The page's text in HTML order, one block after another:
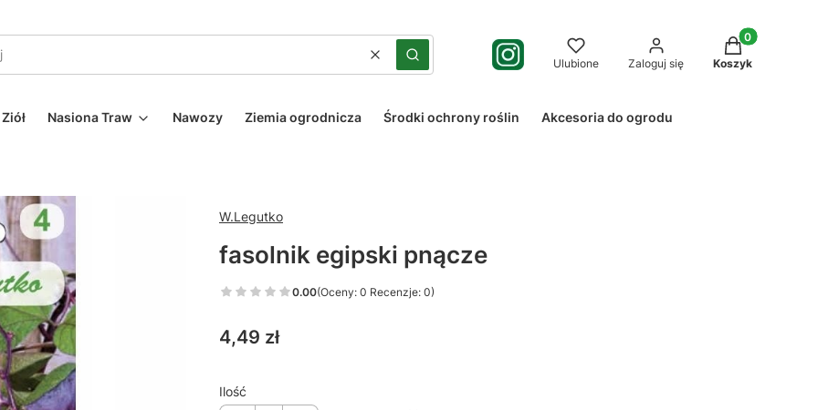
WyczyśćSzukaj Ulubione Zaloguj się
Produkty w
Koszyk
Nasiona Traw Nawozy Ziemia ogrodnicza Środki ochrony roślin Akcesoria do ogrodu
W.Legutko
fasolnik egipski pnącze
0.00(Oceny: 0 Recenzje: 0)
Cena
4,49 zł
Ilość